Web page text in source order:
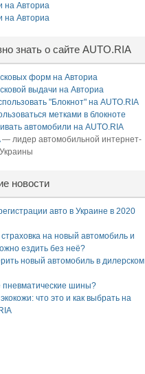
на Авториа
на Авториа
знать о сайте AUTO.RIA
форм на Авториа
выдачи на Авториа
"Блокнот" на AUTO.RIA
метками в блокноте
автомобили на AUTO.RIA
— лидер автомобильной интернет-
новости
авто в Украине в 2020
на новый автомобиль и
ездить без неё?
новый автомобиль в дилерском
пневматические шины?
что это и как выбрать на